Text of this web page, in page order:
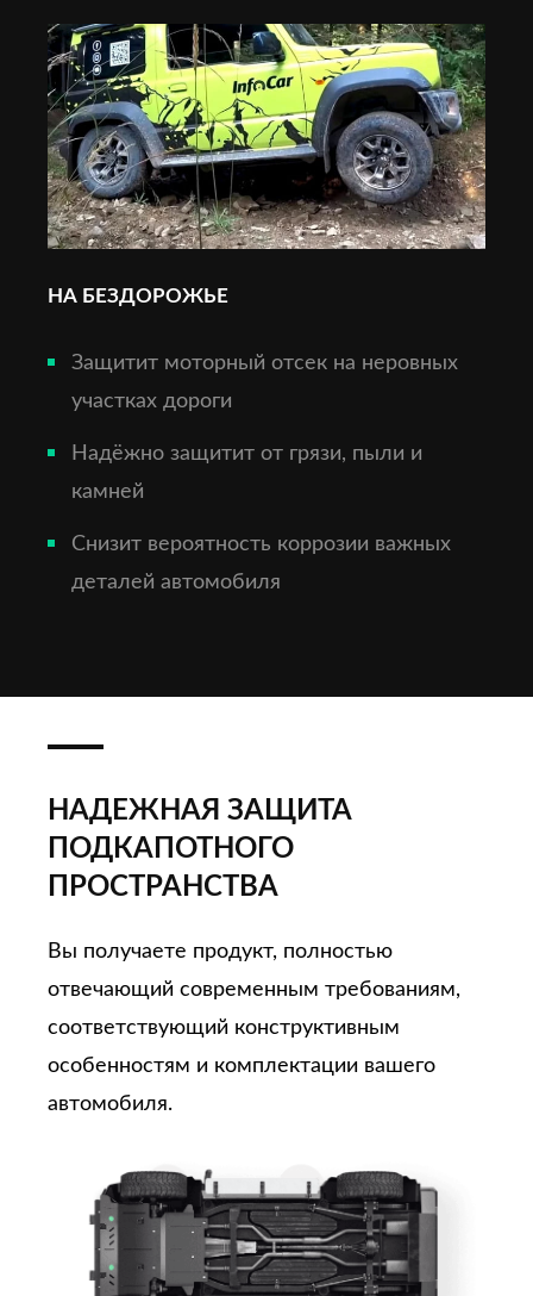
НА БЕЗДОРОЖЬЕ
Защитит моторный отсек на неровных
участках дороги
Надёжно защитит от грязи, пыли и
камней
Снизит вероятность коррозии важных
деталей автомобиля
НАДЕЖНАЯ ЗАЩИТА
ПОДКАПОТНОГО
ПРОСТРАНСТВА
Вы получаете продукт, полностью
отвечающий современным требованиям,
соответствующий конструктивным
особенностям и комплектации вашего
автомобиля.